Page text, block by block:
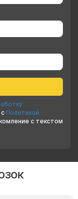
Политикой
с текстом